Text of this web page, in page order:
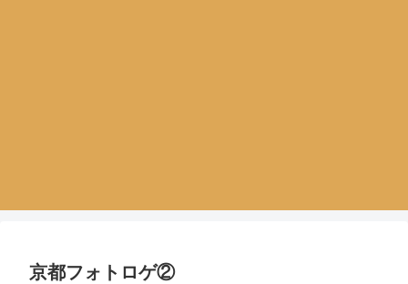
京都フォトロゲ②